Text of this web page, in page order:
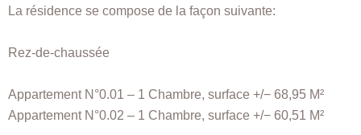
La résidence se compose de la façon suivante:
Rez-de-chaussée
Appartement N°0.01 – 1 Chambre, surface +/− 68,95 M²
Appartement N°0.02 – 1 Chambre, surface +/− 60,51 M²